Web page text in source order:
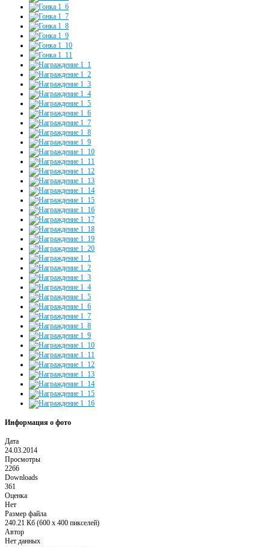
Информация о фото
Дата
24.03.2014
Просмотры
2266
Downloads
361
Оценка
Нет
Размер файла
240.21 Кб (600 x 400 пикселей)
Автор
Нет данных